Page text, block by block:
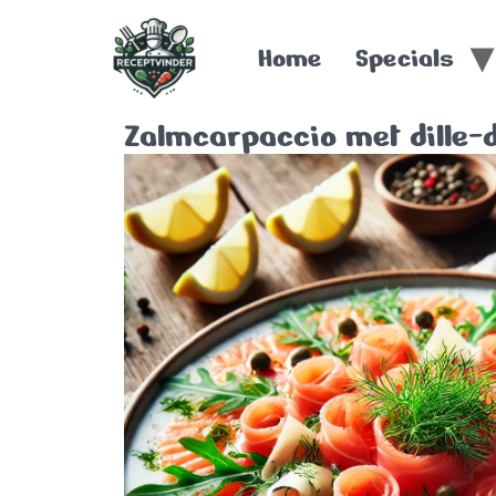
Home Specials
Zalmcarpaccio met dille-